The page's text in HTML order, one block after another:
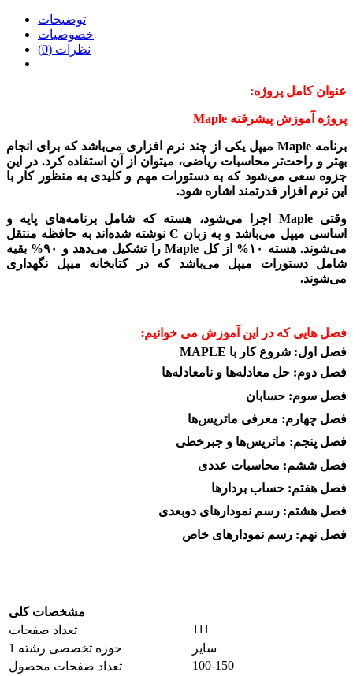
توضیحات
خصوصیات
نظرات (0)
عنوان کامل پروژه:
پروژه آموزش پیشرفته Maple
برنامه Maple میپل یکی از چند نرم افزاری می‌باشد که برای انجام
بهتر و راحت‌تر محاسبات ریاضی، میتوان از آن استفاده کرد. در این
جزوه سعی می‌شود که به دستورات مهم و کلیدی به منظور کار با
این نرم افزار قدرتمند اشاره شود.
وقتی Maple اجرا می‌شود، هسته که شامل برنامه‌های پایه و
اساسی میپل می‌باشد و به زبان C نوشته شده‌اند به حافظه منتقل
می‌شوند. هسته ۱۰% از کل Maple را تشکیل می‌دهد و ۹۰% بقیه
شامل دستورات میپل می‌باشد که در کتابخانه میپل نگهداری
می‌شوند.
فصل هایی که در این آموزش می خوانیم:
فصل اول: شروع کار با MAPLE
فصل دوم: حل معادله‌ها و نامعادله‌ها
فصل سوم: حسابان
فصل چهارم: معرفی ماتریس‌ها
فصل پنجم: ماتریس‌ها و جبرخطی
فصل ششم: محاسبات عددی
فصل هفتم: حساب بردارها
فصل هشتم: رسم نمودار­های دو­بعدی
فصل نهم: رسم نمودارهای خاص
مشخصات کلی
تعداد صفحات
111
حوزه تخصصی رشته 1
سایر
تعداد صفحات محصول
100-150